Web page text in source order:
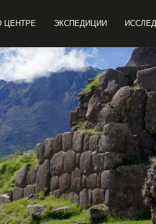
ЦЕНТРЕ ЭКСПЕДИЦИИ